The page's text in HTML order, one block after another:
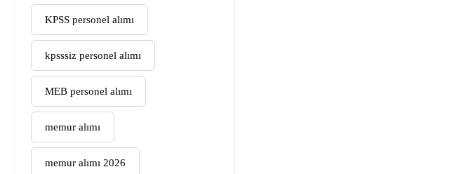
KPSS personel alımı
kpsssiz personel alımı
MEB personel alımı
memur alımı
memur alımı 2026